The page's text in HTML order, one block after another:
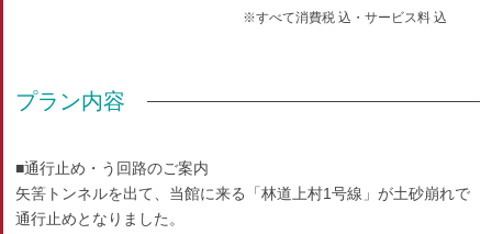
※すべて消費税 込・サービス料 込
プラン内容
■通行止め・う回路のご案内
矢筈トンネルを出て、当館に来る「林道上村1号線」が土砂崩れで
通行止めとなりました。